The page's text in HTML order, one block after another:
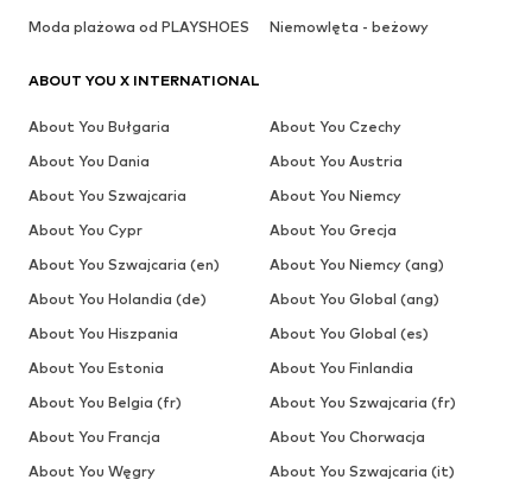
Moda plażowa od PLAYSHOES Niemowlęta - beżowy
ABOUT YOU X INTERNATIONAL
About You Bułgaria
About You Czechy
About You Dania
About You Austria
About You Szwajcaria
About You Niemcy
About You Cypr
About You Grecja
About You Szwajcaria (en)
About You Niemcy (ang)
About You Holandia (de)
About You Global (ang)
About You Hiszpania
About You Global (es)
About You Estonia
About You Finlandia
About You Belgia (fr)
About You Szwajcaria (fr)
About You Francja
About You Chorwacja
About You Węgry
About You Szwajcaria (it)